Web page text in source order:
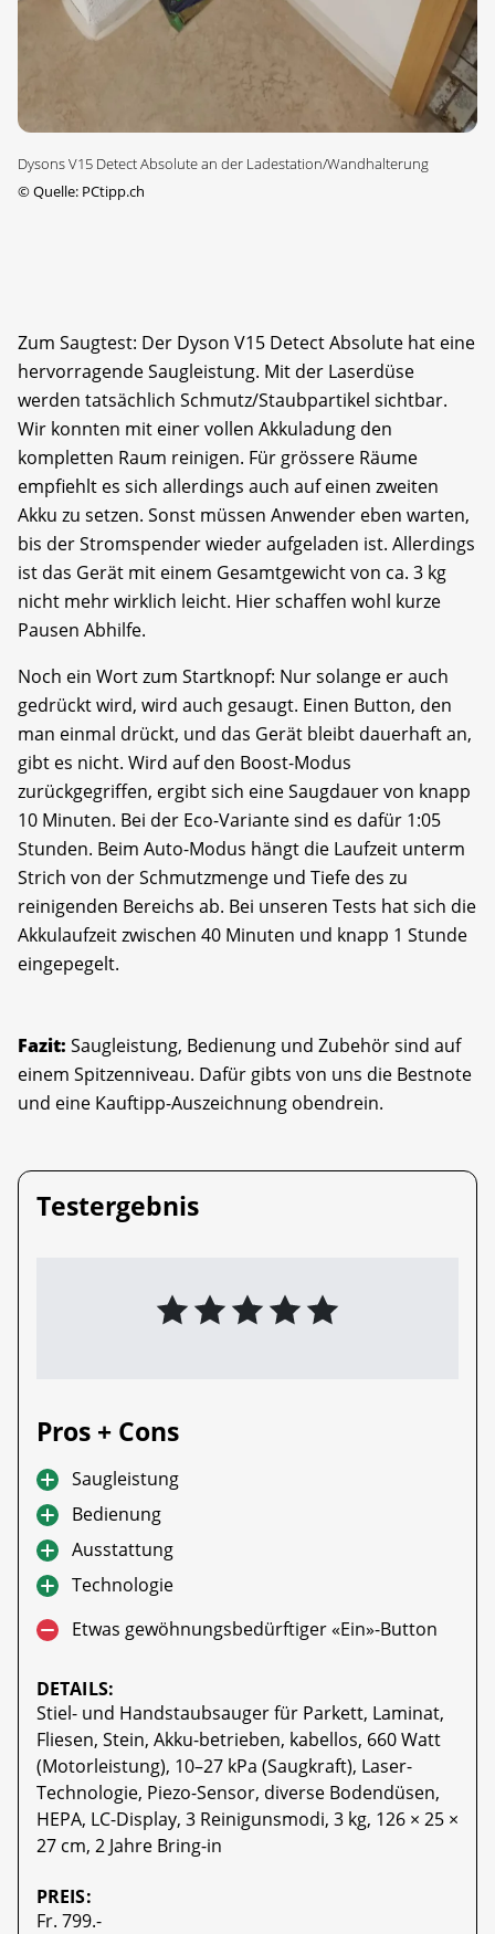
Dysons V15 Detect Absolute an der Ladestation/Wandhalterung
©Quelle: PCtipp.ch
Zum Saugtest: Der Dyson V15 Detect Absolute hat eine
hervorragende Saugleistung. Mit der Laserdüse
werden tatsächlich Schmutz/Staubpartikel sichtbar.
Wir konnten mit einer vollen Akkuladung den
kompletten Raum reinigen. Für grössere Räume
empfiehlt es sich allerdings auch auf einen zweiten
Akku zu setzen. Sonst müssen Anwender eben warten,
bis der Stromspender wieder aufgeladen ist. Allerdings
ist das Gerät mit einem Gesamtgewicht von ca. 3 kg
nicht mehr wirklich leicht. Hier schaffen wohl kurze
Pausen Abhilfe.
Noch ein Wort zum Startknopf: Nur solange er auch
gedrückt wird, wird auch gesaugt. Einen Button, den
man einmal drückt, und das Gerät bleibt dauerhaft an,
gibt es nicht. Wird auf den Boost-Modus
zurückgegriffen, ergibt sich eine Saugdauer von knapp
10 Minuten. Bei der Eco-Variante sind es dafür 1:05
Stunden. Beim Auto-Modus hängt die Laufzeit unterm
Strich von der Schmutzmenge und Tiefe des zu
reinigenden Bereichs ab. Bei unseren Tests hat sich die
Akkulaufzeit zwischen 40 Minuten und knapp 1 Stunde
eingepegelt.
Fazit: Saugleistung, Bedienung und Zubehör sind auf
einem Spitzenniveau. Dafür gibts von uns die Bestnote
und eine Kauftipp-Auszeichnung obendrein.
Testergebnis
Pros + Cons
Saugleistung
Bedienung
Ausstattung
Technologie
Etwas gewöhnungsbedürftiger «Ein»-Button
DETAILS:
Stiel- und Handstaubsauger für Parkett, Laminat,
Fliesen, Stein, Akku-betrieben, kabellos, 660 Watt
(Motorleistung), 10–27 kPa (Saugkraft), Laser-
Technologie, Piezo-Sensor, diverse Bodendüsen,
HEPA, LC-Display, 3 Reinigunsmodi, 3 kg, 126 × 25 ×
27 cm, 2 Jahre Bring-in
PREIS:
Fr. 799.-